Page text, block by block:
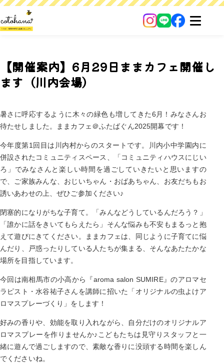
【開催案内】6月29日ままカフェ開催し
ます（川内会場）
暑さに呼応するように木々の緑色も増してきた6月！みなさんお
待たせしました。ままカフェ＠ふたばぐん2025開幕です！
今年度第1回目は川内村からのスタートです。川内小中学園内に
併設されたコミュニティスペース、「コミュニティハウスにじい
ろ」でみなさんと楽しい時間を過ごしていきたいと思いますの
で、ご家族みんな、おじいちゃん・おばあちゃん、お友だちもお
誘いあわせの上、ぜひご参加ください♪
閉塞的になりがちな子育て。「みんなどうしているんだろう？」
「誰かに話をきいてもらえたら」そんな悩みも不安もまるっと抱
えて遊びにきてください。ままカフェは、同じように子育てに悩
んだり、戸惑ったりしている人たちが集まる、そんなあたたかな
場所を目指しています。
今回は南相馬市の小高から『aroma salon SUMIRE』のアロマセ
ラピスト・水谷祐子さんを講師に招いた「オリジナルの虫よけア
ロマスプレーづくり」をします！
好みの香りや、効能を取り入れながら、自分だけのオリジナルア
ロマスプレーを作りませんか♪こどもたちは見守りスタッフと一
緒に遊んで過ごしますので、素敵な香りに没頭する時間を楽しん
でくださいね。